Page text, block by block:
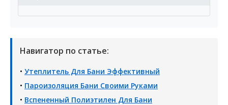
Навигатор по статье:
• Утеплитель Для Бани Эффективный
• Пароизоляция Бани Своими Руками
• Вспененный Полиэтилен Для Бани